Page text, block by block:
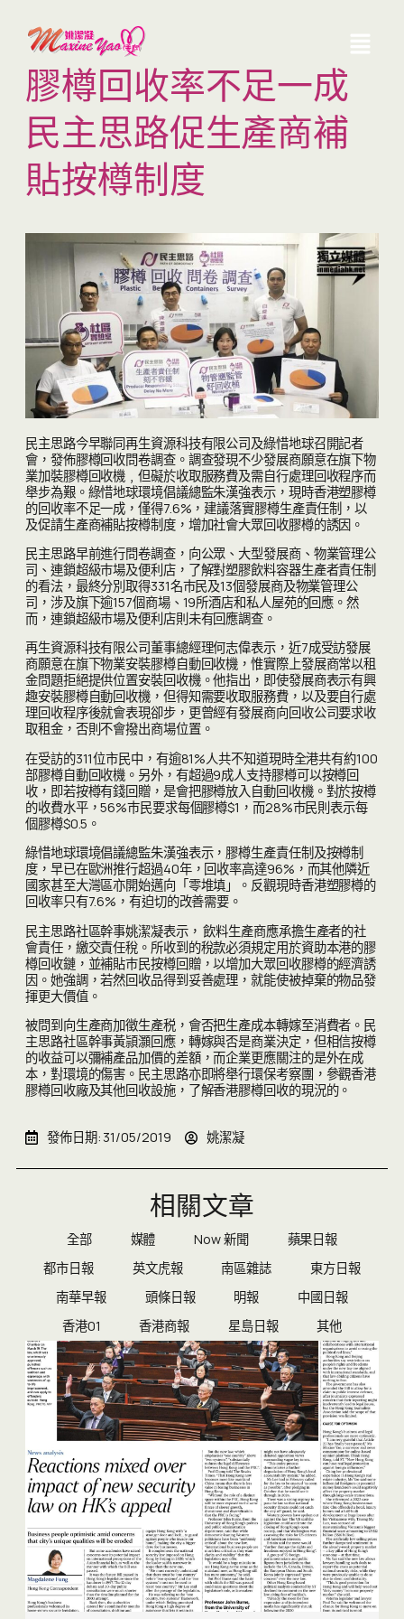
膠樽回收率不足一成
民主思路促生產商補
貼按樽制度
民主思路今早聯同再生資源科技有限公司及綠惜地球召開記者
會，發佈膠樽回收問卷調查。調查發現不少發展商願意在旗下物
業加裝膠樽回收機﹐但礙於收取服務費及需自行處理回收程序而
舉步為艱。綠惜地球環境倡議總監朱漢強表示，現時香港塑膠樽
的回收率不足一成，僅得7.6%，建議落實膠樽生產責任制，以
及促請生產商補貼按樽制度，增加社會大眾回收膠樽的誘因。
民主思路早前進行問卷調查，向公眾、大型發展商、物業管理公
司、連鎖超級巿場及便利店，了解對塑膠飲料容器生產者責任制
的看法，最終分別取得331名巿民及13個發展商及物業管理公
司，涉及旗下逾157個商場、19所酒店和私人屋苑的回應。然
而，連鎖超級巿場及便利店則未有回應調查。
再生資源科技有限公司董事總經理何志偉表示，近7成受訪發展
商願意在旗下物業安裝膠樽自動回收機，惟實際上發展商常以租
金問題拒絕提供位置安裝回收機。他指出，即使發展商表示有興
趣安裝膠樽自動回收機，但得知需要收取服務費，以及要自行處
理回收程序後就會表現卻步，更曾經有發展商向回收公司要求收
取租金，否則不會撥出商場位置。
在受訪的311位市民中，有逾81%人共不知道現時全港共有約100
部膠樽自動回收機。另外，有超過9成人支持膠樽可以按樽回
收，即若按樽有錢回贈，是會把膠樽放入自動回收機。對於按樽
的收費水平，56%巿民要求每個膠樽$1，而28%巿民則表示每
個膠樽$0.5。
綠惜地球環境倡議總監朱漢強表示，膠樽生產責任制及按樽制
度，早已在歐洲推行超過40年，回收率高達96%，而其他隣近
國家甚至大灣區亦開始邁向「零堆填」。反觀現時香港塑膠樽的
回收率只有7.6%，有迫切的改善需要。
民主思路社區幹事姚潔凝表示， 飲料生產商應承擔生產者的社
會責任，繳交責任稅。所收到的稅款必須規定用於資助本港的膠
樽回收鏈，並補貼巿民按樽回贈，以增加大眾回收膠樽的經濟誘
因。她強調，若然回收品得到妥善處理，就能使被掉棄的物品發
揮更大價值。
被問到向生產商加徵生產税，會否把生產成本轉嫁至消費者。民
主思路社區幹事黃頴灝回應，轉嫁與否是商業決定，但相信按樽
的收益可以彌補產品加價的差額，而企業更應關注的是外在成
本，對環境的傷害。民主思路亦即將舉行環保考察團，參觀香港
膠樽回收廠及其他回收設施，了解香港膠樽回收的現況的。
發佈日期: 31/05/2019 姚潔凝
相關文章
全部 媒體 Now 新聞
蘋果日報
都市日報
英文虎報 南區雜誌
東方日報
南華早報
頭條日報 明報
中國日報
香港01
香港商報 星島日報 其他